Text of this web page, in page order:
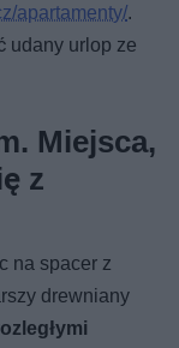
apartamenty/.
udany urlop ze
Miejsca,
z
na spacer z
drewniany